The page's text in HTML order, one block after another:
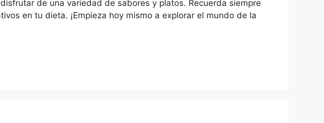
de una variedad de sabores y platos. Recuerda siempre
en tu dieta. ¡Empieza hoy mismo a explorar el mundo de la